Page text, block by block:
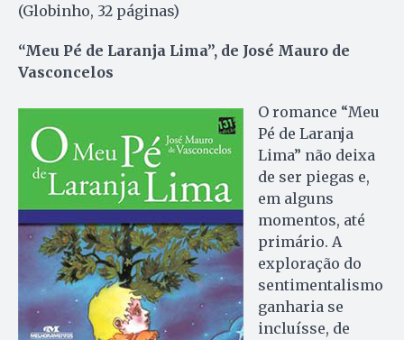
(Globinho, 32 páginas)
“Meu Pé de Laranja Lima”, de José Mauro de
Vasconcelos
O romance “Meu
Pé de Laranja
Lima” não deixa
de ser piegas e,
em alguns
momentos, até
primário. A
exploração do
sentimentalismo
ganharia se
incluísse, de